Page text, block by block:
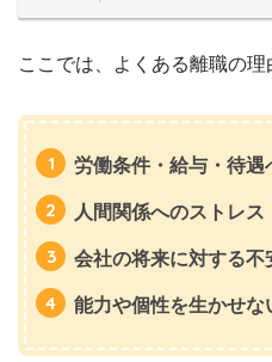
ここでは、よくある離職の理
労働条件・給与・待遇
人間関係へのストレス
会社の将来に対する不
能力や個性を生かせな